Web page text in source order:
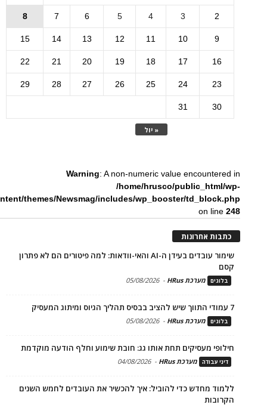
« יול
2
3
4
5
6
7
8
9
10
11
12
13
14
15
16
17
18
19
20
21
22
23
24
25
26
27
28
29
30
31
Warning: A non-numeric value encountered in
/home/hrusco/public_html/wp-
themes/Newsmag/includes/wp_booster/td_block.php
on line248
כתבות אחרונות
שימור עובדים בעידן ה-AI והאי-וודאות: למה פיטורים הם לא פתרון
קסם
בלוגים מערכת HRus -
05/08/2026
7 עמודי התווך שיש להציב בבסיס תהליך הגיוס ומיתוג המעסיק
בלוגים מערכת HRus -
05/08/2026
חילופי מעסיקים תחת אותו גג: חובת שימוע וחלף הודעה מוקדמת
דיני עבודה מערכת HRus -
04/08/2026
ללמוד מחדש כדי להוביל: איך להכשיר את העובדים לחמש השנים
הקרובות